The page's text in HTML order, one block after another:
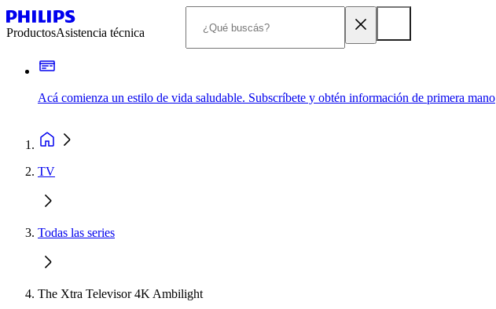
ProductosAsistencia técnica
Acá comienza un estilo de vida saludable. Subscríbete y obtén información de primera mano
TV
Todas las series
The Xtra Televisor 4K Ambilight